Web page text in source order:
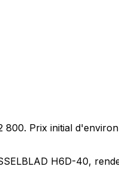
Prix initial
H6D-40,